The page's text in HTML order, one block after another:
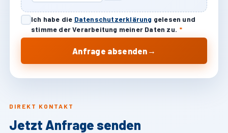
DIREKT KONTAKT
Jetzt Anfrage senden
Ich habe die Datenschutzerklärung gelesen und
stimme der Verarbeitung meiner Daten zu. *
Anfrage absenden →